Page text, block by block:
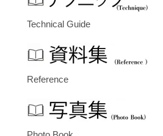
Technical Guide
Reference